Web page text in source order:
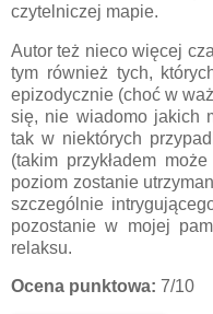
czytelniczej mapie.
Autor też nieco więcej
tym również tych,
epizodycznie (choć w
się, nie wiadomo jakich
tak w niektórych
(takim przykładem
poziom zostanie
szczególnie
pozostanie w mojej
relaksu.
Ocena punktowa: 7/10